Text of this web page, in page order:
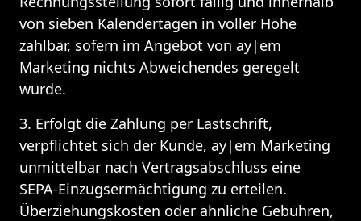
von sieben Kalendertagen in voller Höhe
zahlbar, sofern im Angebot von ay|em
Marketing nichts Abweichendes geregelt
wurde.
3. Erfolgt die Zahlung per Lastschrift,
verpflichtet sich der Kunde, ay|em Marketing
unmittelbar nach Vertragsabschluss eine
SEPA-Einzugsermächtigung zu erteilen.
Überziehungskosten oder ähnliche Gebühren,